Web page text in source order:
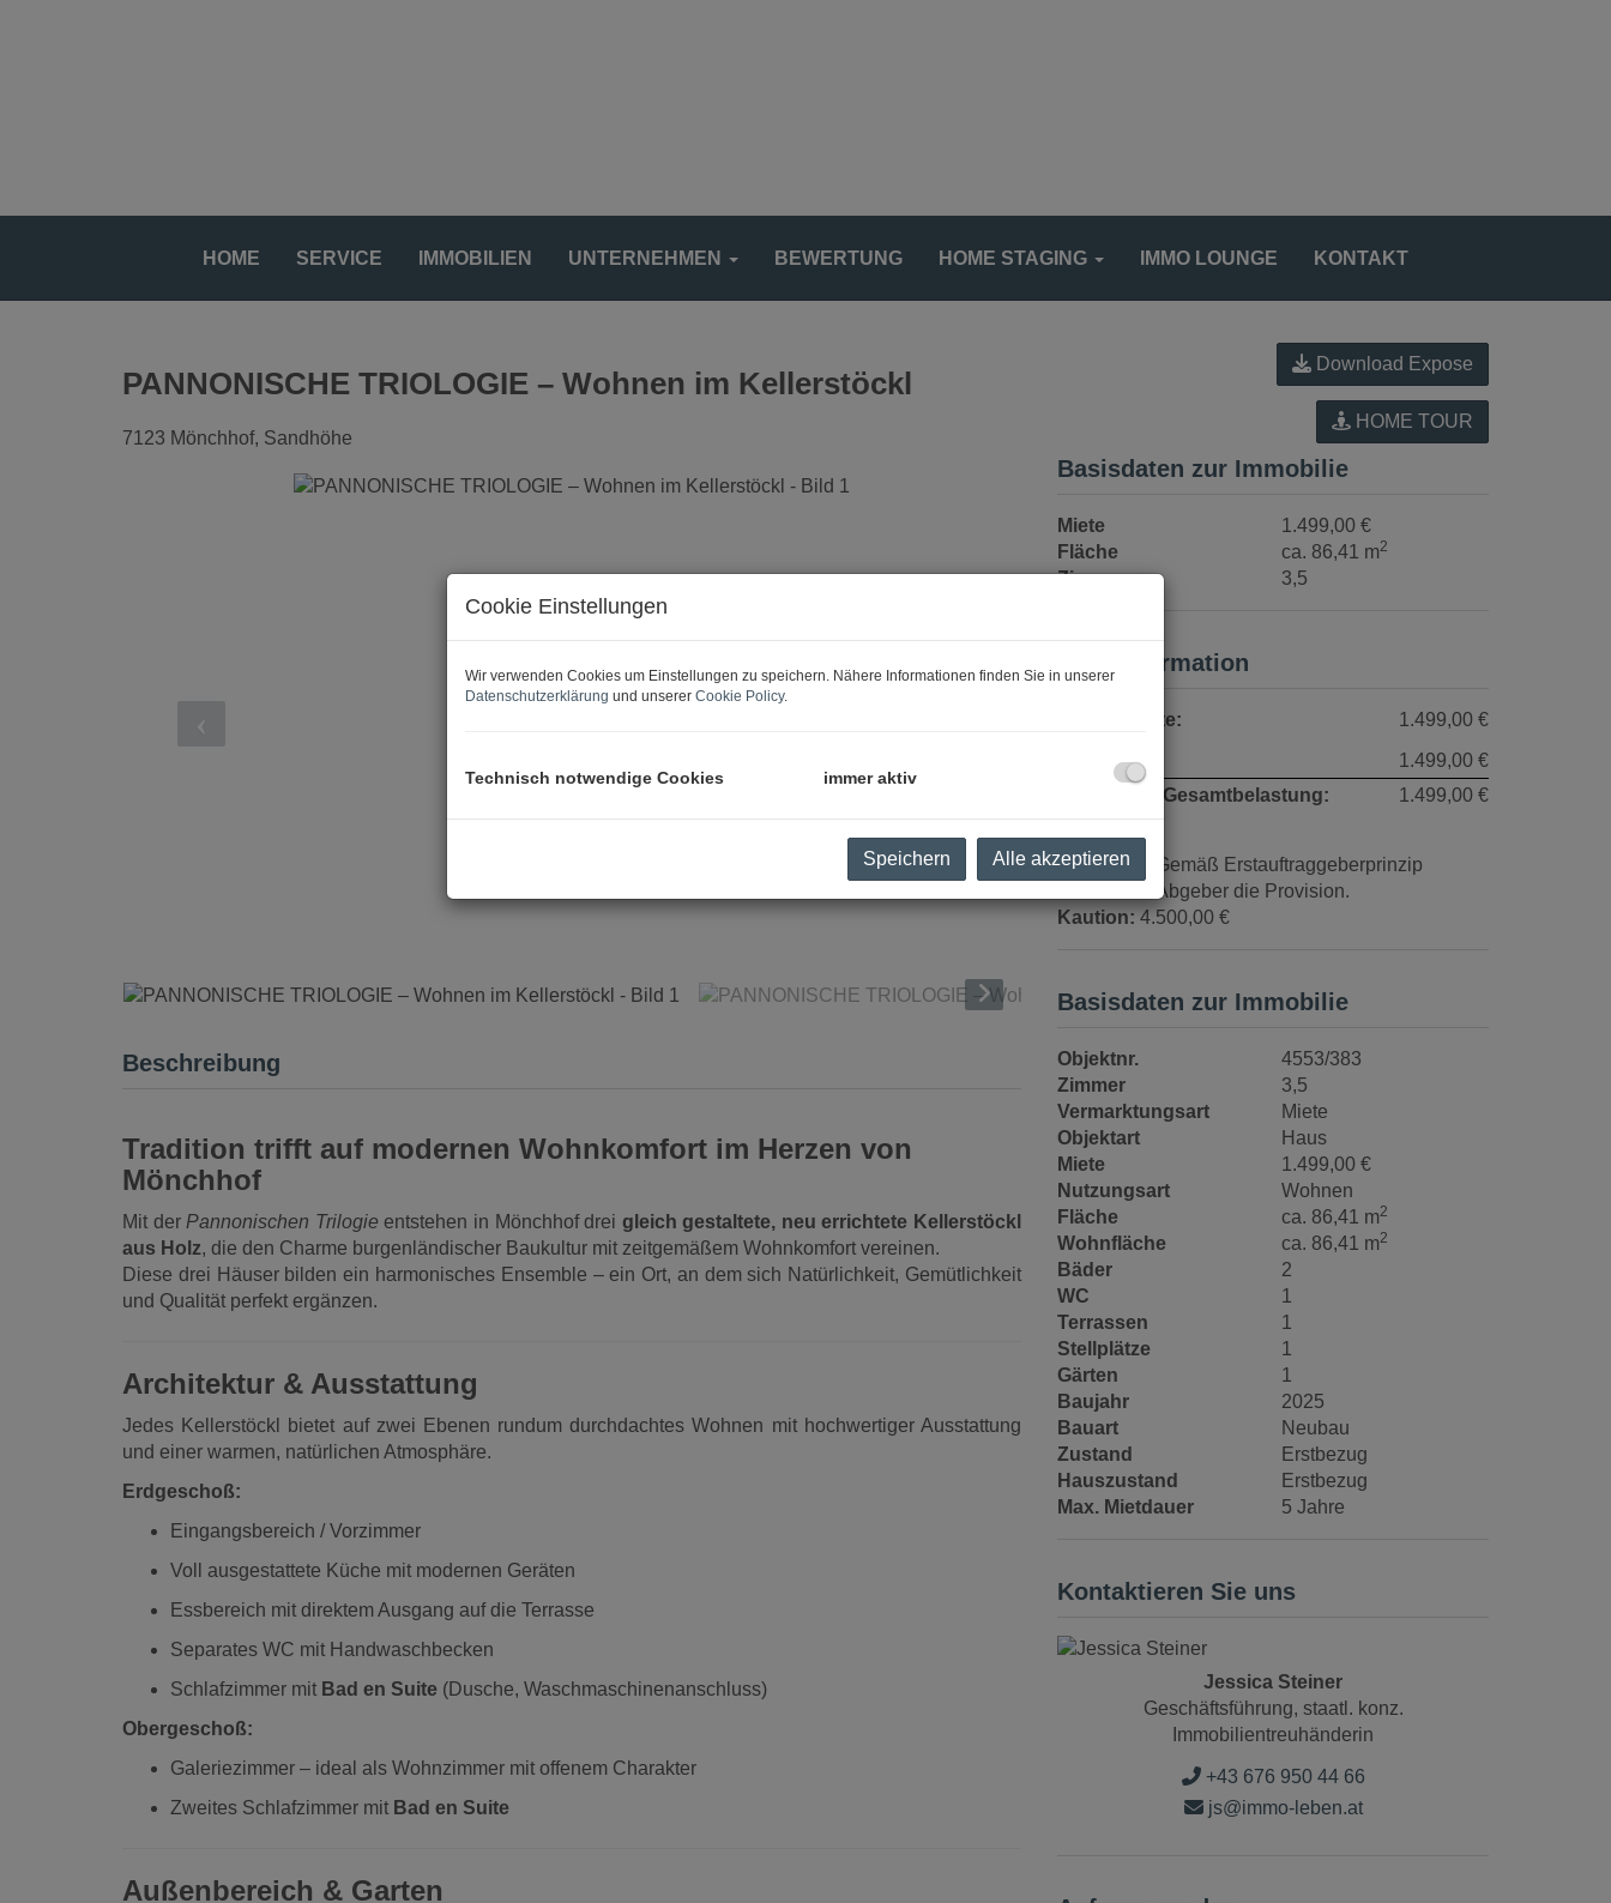
HOME SERVICE IMMOBILIEN UNTERNEHMEN BEWERTUNG HOME STAGING IMMO LOUNGE KONTAKT
PANNONISCHE TRIOLOGIE – Wohnen im Kellerstöckl
7123 Mönchhof, Sandhöhe
Beschreibung
Tradition trifft auf modernen Wohnkomfort im Herzen von
Mönchhof
Mit der Pannonischen Trilogieentstehen in Mönchhof drei gleich gestaltete, neu errichtete Kellerstöckl
aus Holz, die den Charme burgenländischer Baukultur mit zeitgemäßem Wohnkomfort vereinen.
Diese drei Häuser bilden ein harmonisches Ensemble – ein Ort, an dem sich Natürlichkeit, Gemütlichkeit
und Qualität perfekt ergänzen.
Architektur & Ausstattung
Jedes Kellerstöckl bietet auf zwei Ebenen rundum durchdachtes Wohnen mit hochwertiger Ausstattung
und einer warmen, natürlichen Atmosphäre.
Erdgeschoß:
Eingangsbereich / Vorzimmer
Voll ausgestattete Küche mit modernen Geräten
Essbereich mit direktem Ausgang auf die Terrasse
Separates WC mit Handwaschbecken
Schlafzimmer mit Bad en Suite (Dusche, Waschmaschinenanschluss)
Obergeschoß:
Galeriezimmer – ideal als Wohnzimmer mit offenem Charakter
Zweites Schlafzimmer mit Bad en Suite
Außenbereich & Garten
Download Expose
HOME TOUR
Basisdaten zur Immobilie
Miete
1.499,00 €
Fläche
ca. 86,41 m2
Zimmer 3,5
Preisinformation
Gesamtmiete:
1.499,00 €
1.499,00 €
monatliche Gesamtbelastung:
1.499,00 €
Provision:
Gemäß Erstauftraggeberprinzip
bezahlt der Abgeber die Provision.
Kaution: 4.500,00 €
Basisdaten zur Immobilie
Objektnr.
4553/383
Zimmer
3,5
Vermarktungsart
Miete
Objektart
Haus
Miete
1.499,00 €
Nutzungsart
Wohnen
Fläche
ca. 86,41 m2
Wohnfläche ca. 86,41 m2
Bäder
2
WC
1
Terrassen
1
Stellplätze
1
Gärten
1
Baujahr
2025
Bauart
Neubau
Zustand
Erstbezug
Hauszustand
Erstbezug
Max. Mietdauer
5 Jahre
Kontaktieren Sie uns
Jessica Steiner
Geschäftsführung, staatl. konz.
Immobilientreuhänderin
+43 676 950 44 66
js@immo-leben.at
Cookie Einstellungen
Wir verwenden Cookies um Einstellungen zu speichern. Nähere Informationen finden Sie in unserer
Datenschutzerklärung und unserer Cookie Policy.
Technisch notwendige Cookies immer aktiv
Speichern Alle akzeptieren